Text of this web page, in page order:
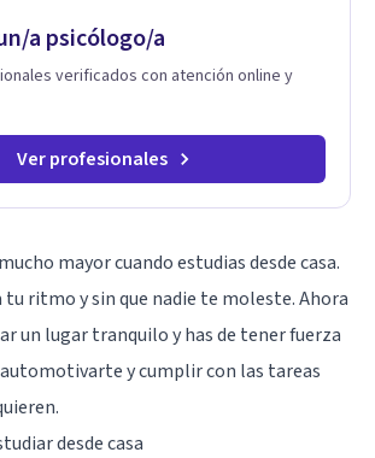
la Dra. Sandra Milena Jiménez Duque
opciones para acompañarte. Porque
mundo interno, cambias tu forma de pensar,
a psicólogo/a
verificados con atención online y
Ver profesionales
mayor cuando estudias desde casa.
tu ritmo y sin que nadie te moleste. Ahora
un lugar tranquilo y has de tener fuerza
y cumplir con las tareas
desde casa